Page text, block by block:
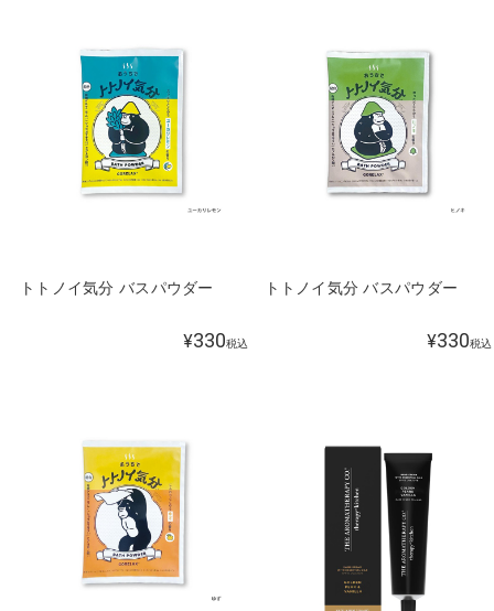
トトノイ気分 バスパウダー
¥330税込
トトノイ気分 バスパウダー
¥330税込